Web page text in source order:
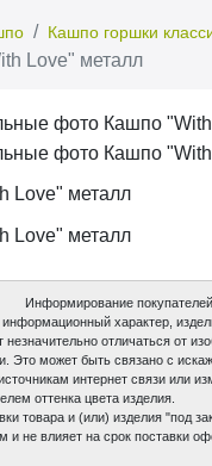
Кашпо горшки
Love" металл
Информирование покупателей
информационный характер,
незначительно отличаться от
Это может быть связано с
интернет связи или
оттенка цвета изделия.
товара и (или) изделия "под
и не влияет на срок поставки